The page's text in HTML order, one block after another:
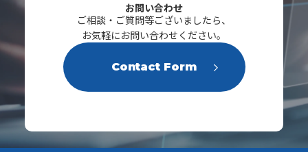
お問い合わせ
ご相談・ご質問等ございましたら、
お気軽にお問い合わせください。
Contact Form